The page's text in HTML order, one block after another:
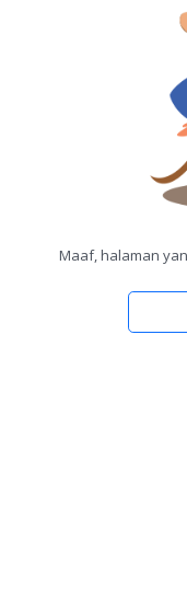
Maaf, halaman